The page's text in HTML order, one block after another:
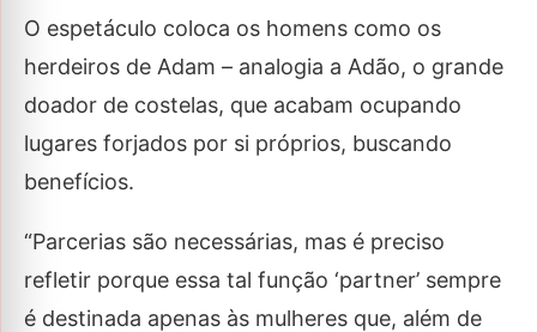
O espetáculo coloca os homens como os
herdeiros de Adam – analogia a Adão, o grande
doador de costelas, que acabam ocupando
lugares forjados por si próprios, buscando
benefícios.
“Parcerias são necessárias, mas é preciso
refletir porque essa tal função ‘partner’ sempre
é destinada apenas às mulheres que, além de